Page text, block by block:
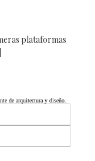
plataformas
de arquitectura y diseño.